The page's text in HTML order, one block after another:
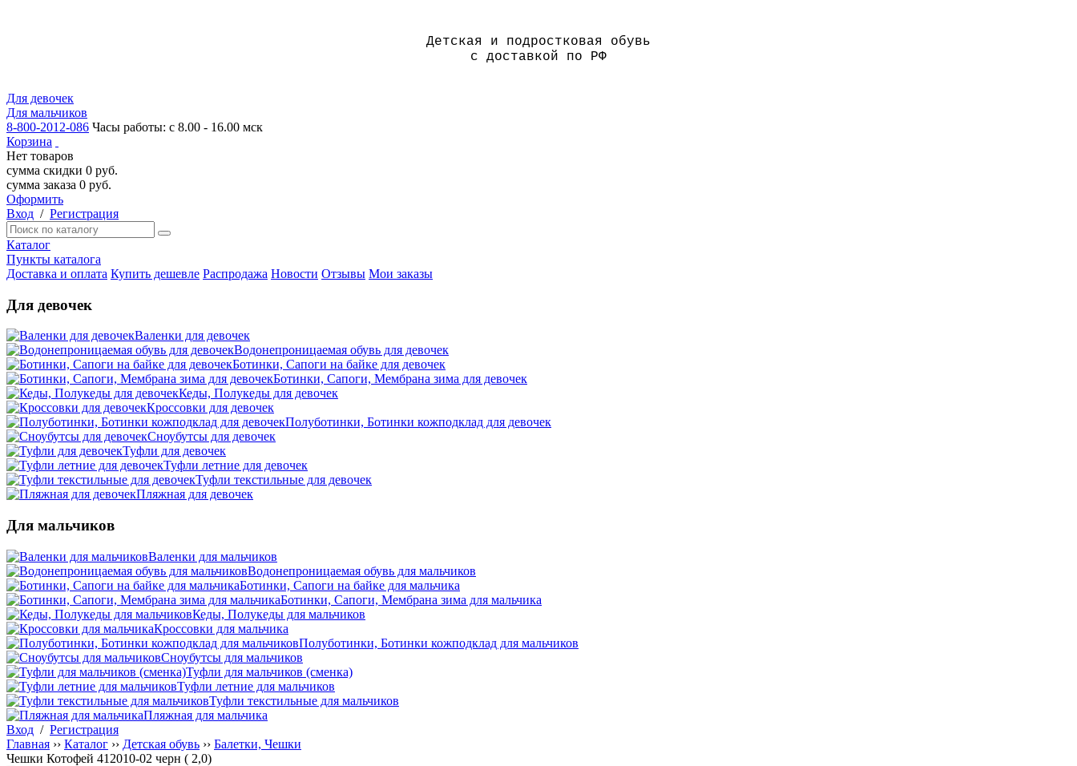
Детская и подростковая обувь
с доставкой по РФ
Для девочек
Для мальчиков
8-800-2012-086 Часы работы: с 8.00 - 16.00 мск
Корзина
Нет товаров
сумма скидки 0 руб.
сумма заказа 0 руб.
Оформить
Вход / Регистрация
Каталог
Пункты каталога
Доставка и оплата Купить дешевле Распродажа Новости Отзывы Мои заказы
Для девочек
Валенки для девочек
Водонепроницаемая обувь для девочек
Ботинки, Сапоги на байке для девочек
Ботинки, Сапоги, Мембрана зима для девочек
Кеды, Полукеды для девочек
Кроссовки для девочек
Полуботинки, Ботинки кожподклад для девочек
Сноубутсы для девочек
Туфли для девочек
Туфли летние для девочек
Туфли текстильные для девочек
Пляжная для девочек
Для мальчиков
Валенки для мальчиков
Водонепроницаемая обувь для мальчиков
Ботинки, Сапоги на байке для мальчика
Ботинки, Сапоги, Мембрана зима для мальчика
Кеды, Полукеды для мальчиков
Кроссовки для мальчика
Полуботинки, Ботинки кожподклад для мальчиков
Сноубутсы для мальчиков
Туфли для мальчиков (сменка)
Туфли летние для мальчиков
Туфли текстильные для мальчиков
Пляжная для мальчика
Вход / Регистрация
Главная ›› Каталог ›› Детская обувь ›› Балетки, Чешки
Чешки Котофей 412010-02 черн ( 2,0)